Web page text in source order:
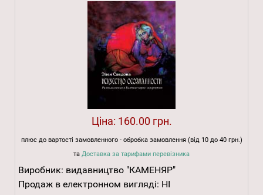
Ціна: 160.00 грн.
плюс до вартості замовленного - обробка замовлення (від 10 до 40 грн.)
та Доставка за тарифами перевізника
Виробник: видавництво "КАМЕНЯР"
Продаж в електронном вигляді: НІ